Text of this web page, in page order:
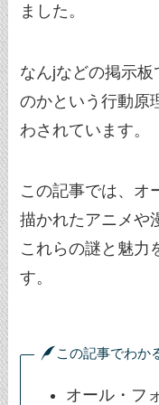
ました。
なんjなどの掲示
のかという行動原
わされています。
この記事では、オ
描かれたアニメや
これらの謎と魅力
す。
この記事でわか
オール・フ